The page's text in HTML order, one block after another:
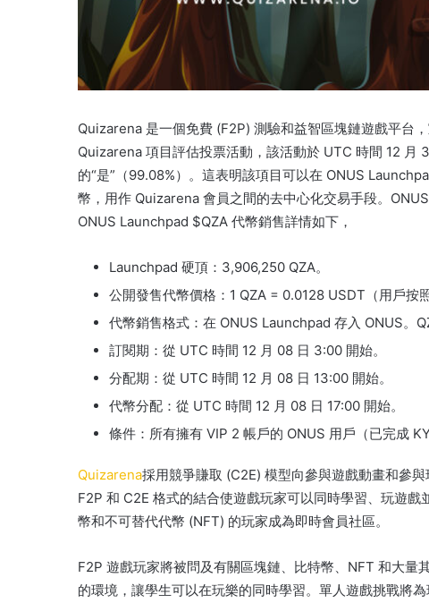
Quizarena 是一個免費 (F2P) 測驗和益智區塊鏈遊戲平台
Quizarena 項目評估投票活動，該活動於 UTC 時間 12 月 3
的“是”（99.08%）。 這表明該項目可以在 ONUS
幣，用作 Quizarena 會員之間的去中心化交易手段。
ONUS Launchpad $QZA 代幣銷售詳情如下，
Launchpad 硬頂：3,906,250 QZA。
公開發售代幣價格：1 QZA = 0.0128 USDT（用戶按
代幣銷售格式：在 ONUS Launchpad 存入 ONUS。
訂閱期：從 UTC 時間 12 月 08 日 3:00 開始。
分配期：從 UTC 時間 12 月 08 日 13:00 開始。
代幣分配：從 UTC 時間 12 月 08 日 17:00 開始。
條件：所有擁有 VIP 2 帳戶的 ONUS 用戶（已完成
Quizarena採用競爭賺取 (C2E) 模型向參與遊戲動畫和參
F2P 和 C2E 格式的結合使遊戲玩家可以同時學習、玩遊
幣和不可替代代幣 (NFT) 的玩家成為即時會員社區。
F2P 遊戲玩家將被問及有關區塊鏈、比特幣、NFT 和大量
的環境，讓學生可以在玩樂的同時學習。 單人遊戲挑戰將為